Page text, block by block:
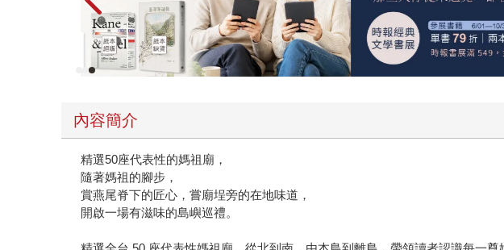
內容簡介
精選50座代表性的媽祖廟，
隨著媽祖的腳步，
賞燕尾脊下的匠心，嘗廟埕旁的在地味道，
開啟一場有滋味的島嶼巡禮。